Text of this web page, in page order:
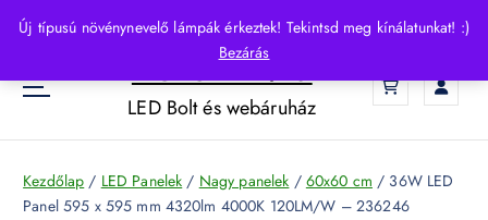
Új típusú növénynevelő lámpák érkeztek! Tekintsd meg kínálatunkat! :)
Bezárás
p
o
HelloLED.hu
LED Bolt és webáruház
Kezdőlap / LED Panelek / Nagy panelek / 60x60 cm / 36W LED
Panel 595 x 595 mm 4320lm 4000K 120LM/W – 236246